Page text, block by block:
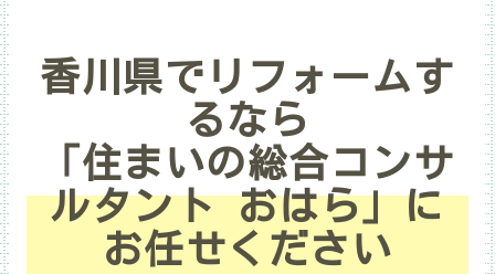
香川県でリフォームす
るなら
「住まいの総合コンサ
ルタント おはら」に
お任せください